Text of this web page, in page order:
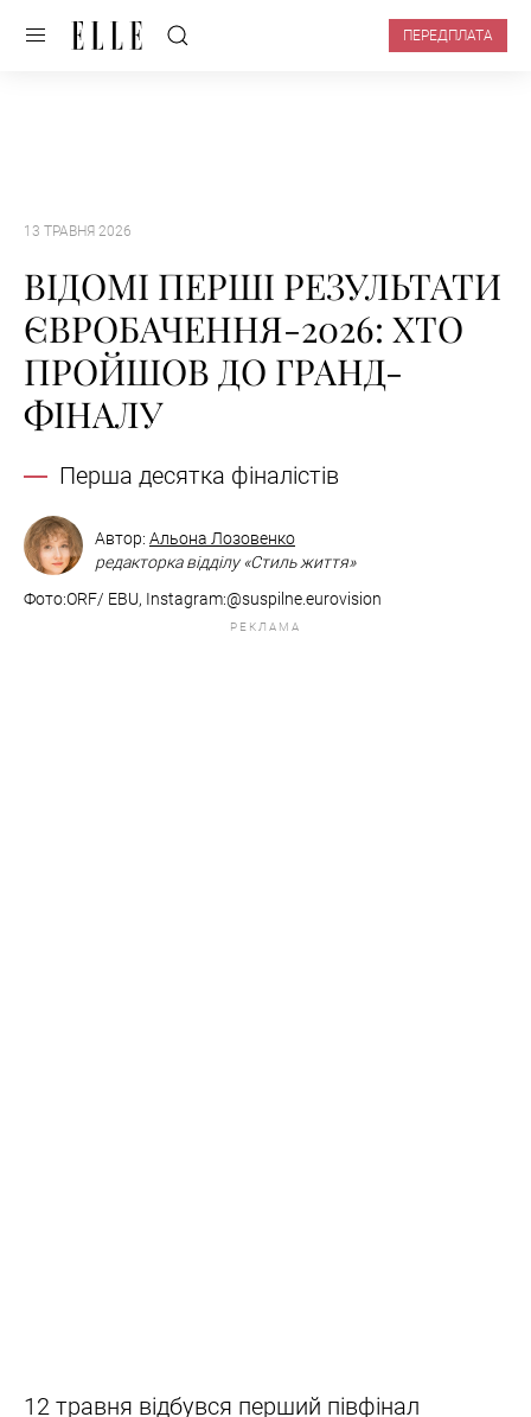
ПЕРЕДПЛАТА
13 ТРАВНЯ 2026
ВІДОМІ ПЕРШІ РЕЗУЛЬТАТИ
ЄВРОБАЧЕННЯ-2026: ХТО
ПРОЙШОВ ДО ГРАНД-
ФІНАЛУ
Перша десятка фіналістів
Автор: Альона Лозовенко
редакторка відділу «Стиль життя»
Фото:ORF/ EBU, ​​​​​​​​​​​​​​Instagram:@suspilne.eurovision
РЕКЛАМА
12 травня відбувся перший півфінал